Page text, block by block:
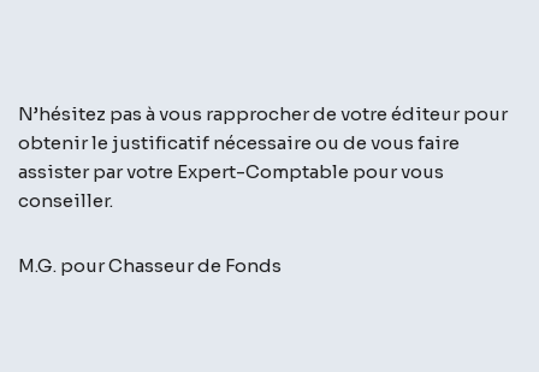
N’hésitez pas à vous rapprocher de votre éditeur pour
obtenir le justificatif nécessaire ou de vous faire
assister par votre Expert-Comptable pour vous
conseiller.
M.G. pour Chasseur de Fonds